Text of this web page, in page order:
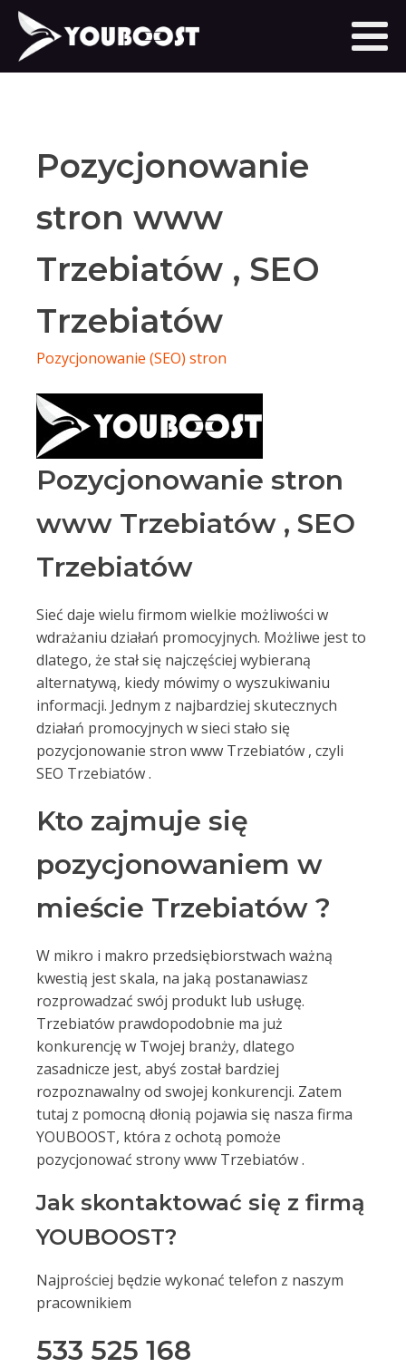
Pozycjonowanie
stron www
Trzebiatów , SEO
Trzebiatów
Pozycjonowanie (SEO) stron
Pozycjonowanie stron
www Trzebiatów , SEO
Trzebiatów
Sieć daje wielu firmom wielkie możliwości w
wdrażaniu działań promocyjnych. Możliwe jest to
dlatego, że stał się najczęściej wybieraną
alternatywą, kiedy mówimy o wyszukiwaniu
informacji. Jednym z najbardziej skutecznych
działań promocyjnych w sieci stało się
pozycjonowanie stron www Trzebiatów , czyli
SEO Trzebiatów .
Kto zajmuje się
pozycjonowaniem w
mieście Trzebiatów ?
W mikro i makro przedsiębiorstwach ważną
kwestią jest skala, na jaką postanawiasz
rozprowadzać swój produkt lub usługę.
Trzebiatów prawdopodobnie ma już
konkurencję w Twojej branży, dlatego
zasadnicze jest, abyś został bardziej
rozpoznawalny od swojej konkurencji. Zatem
tutaj z pomocną dłonią pojawia się nasza firma
YOUBOOST, która z ochotą pomoże
pozycjonować strony www Trzebiatów .
Jak skontaktować się z firmą
YOUBOOST?
Najprościej będzie wykonać telefon z naszym
pracownikiem
533 525 168